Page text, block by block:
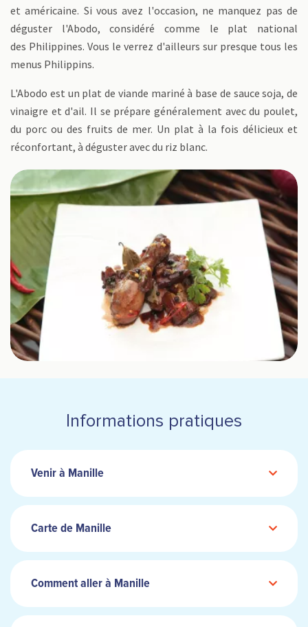
et américaine. Si vous avez l'occasion, ne manquez pas de
déguster l'Abodo, considéré comme le plat national
des Philippines. Vous le verrez d'ailleurs sur presque tous les
menus Philippins.
L'Abodo est un plat de viande mariné à base de sauce soja, de
vinaigre et d'ail. Il se prépare généralement avec du poulet,
du porc ou des fruits de mer. Un plat à la fois délicieux et
réconfortant, à déguster avec du riz blanc.
Informations pratiques
Venir à Manille
Carte de Manille
Comment aller à Manille